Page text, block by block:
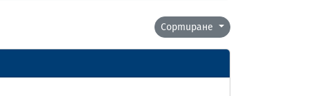
Сортиране